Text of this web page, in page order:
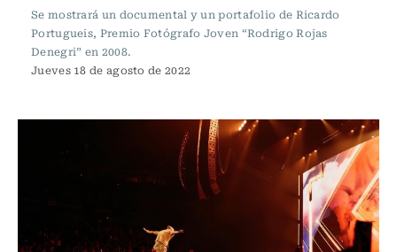
Se mostrará un documental y un portafolio de Ricardo
Portugueis, Premio Fotógrafo Joven “Rodrigo Rojas
Denegri” en 2008.
Jueves 18 de agosto de 2022